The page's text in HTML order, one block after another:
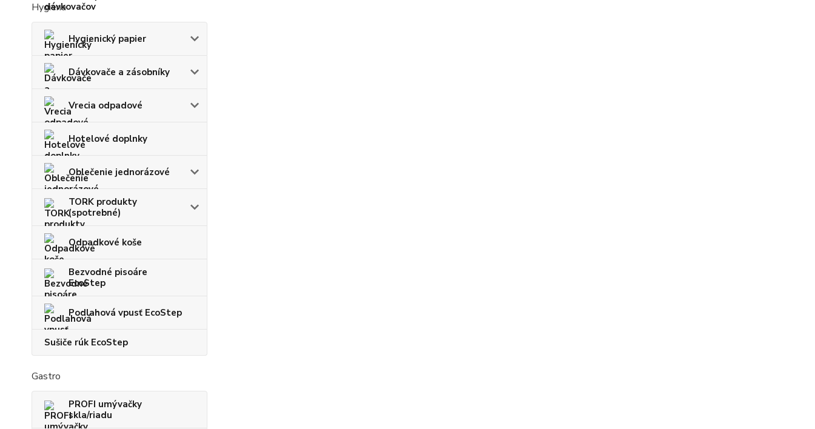
Hygiena
Hygienický papier
Dávkovače a zásobníky
Vrecia odpadové
Hotelové doplnky
Oblečenie jednorázové
TORK produkty
(spotrebné)
Odpadkové koše
Bezvodné pisoáre
EcoStep
Podlahová vpusť EcoStep
Sušiče rúk EcoStep
Gastro
PROFI umývačky
skla/riadu